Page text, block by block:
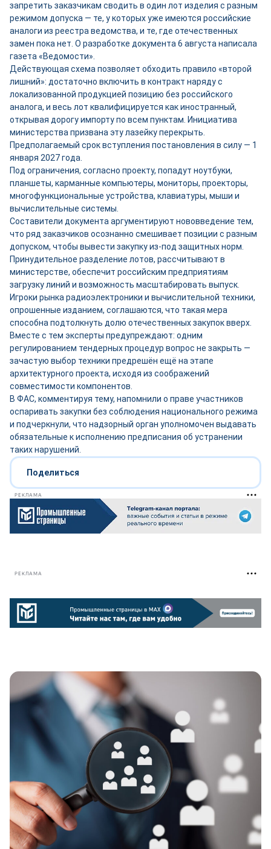
запретить заказчикам сводить в один лот изделия с разным
режимом допуска — те, у которых уже имеются российские
аналоги из реестра ведомства, и те, где отечественных
замен пока нет. О разработке документа 6 августа написала
газета «Ведомости».
Действующая схема позволяет обходить правило «второй
лишний»: достаточно включить в контракт наряду с
локализованной продукцией позицию без российского
аналога, и весь лот квалифицируется как иностранный,
открывая дорогу импорту по всем пунктам. Инициатива
министерства призвана эту лазейку перекрыть.
Предполагаемый срок вступления постановления в силу — 1
января 2027 года.
Под ограничения, согласно проекту, попадут ноутбуки,
планшеты, карманные компьютеры, мониторы, проекторы,
многофункциональные устройства, клавиатуры, мыши и
вычислительные системы.
Составители документа аргументируют нововведение тем,
что ряд заказчиков осознанно смешивает позиции с разным
допуском, чтобы вывести закупку из-под защитных норм.
Принудительное разделение лотов, рассчитывают в
министерстве, обеспечит российским предприятиям
загрузку линий и возможность масштабировать выпуск.
Игроки рынка радиоэлектроники и вычислительной техники,
опрошенные изданием, соглашаются, что такая мера
способна подтолкнуть долю отечественных закупок вверх.
Вместе с тем эксперты предупреждают: одним
регулированием тендерных процедур вопрос не закрыть —
зачастую выбор техники предрешён ещё на этапе
архитектурного проекта, исходя из соображений
совместимости компонентов.
В ФАС, комментируя тему, напомнили о праве участников
оспаривать закупки без соблюдения национального режима
и подчеркнули, что надзорный орган уполномочен выдавать
обязательные к исполнению предписания об устранении
таких нарушений.
Поделиться
РЕКЛАМА
РЕКЛАМА